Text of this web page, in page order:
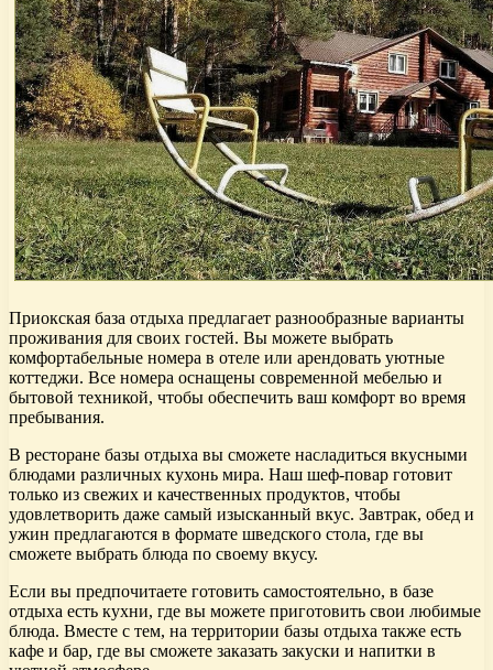
Приокская база отдыха предлагает разнообразные варианты
проживания для своих гостей. Вы можете выбрать
комфортабельные номера в отеле или арендовать уютные
коттеджи. Все номера оснащены современной мебелью и
бытовой техникой, чтобы обеспечить ваш комфорт во время
пребывания.
В ресторане базы отдыха вы сможете насладиться вкусными
блюдами различных кухонь мира. Наш шеф-повар готовит
только из свежих и качественных продуктов, чтобы
удовлетворить даже самый изысканный вкус. Завтрак, обед и
ужин предлагаются в формате шведского стола, где вы
сможете выбрать блюда по своему вкусу.
Если вы предпочитаете готовить самостоятельно, в базе
отдыха есть кухни, где вы можете приготовить свои любимые
блюда. Вместе с тем, на территории базы отдыха также есть
кафе и бар, где вы сможете заказать закуски и напитки в